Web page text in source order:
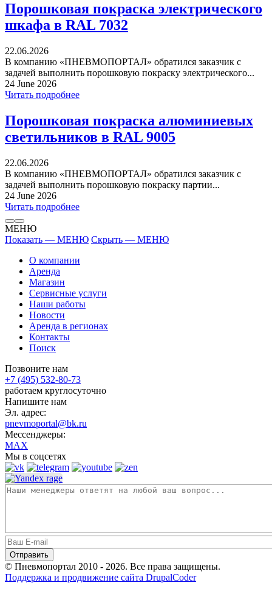
Порошковая покраска электрического
шкафа в RAL 7032
22.06.2026
В компанию «ПНЕВМОПОРТАЛ» обратился заказчик с
задачей выполнить порошковую покраску электрического...
24 June 2026
Читать подробнее
Порошковая покраска алюминиевых
светильников в RAL 9005
22.06.2026
В компанию «ПНЕВМОПОРТАЛ» обратился заказчик с
задачей выполнить порошковую покраску партии...
24 June 2026
Читать подробнее
МЕНЮ
Показать — МЕНЮ Скрыть — МЕНЮ
О компании
Аренда
Магазин
Сервисные услуги
Наши работы
Новости
Аренда в регионах
Контакты
Поиск
Позвоните нам
+7 (495) 532-80-73
работаем круглосуточно
Напишите нам
Эл. адрес:
pnevmoportal@bk.ru
Мессенджеры:
MAX
Мы в соцсетях
© Пневмопортал 2010 - 2026. Все права защищены.
Поддержка и продвижение сайта DrupalCoder